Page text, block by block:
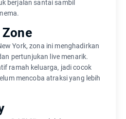
berjalan santai sambil
Zone
York, zona ini menghadirkan
pertunjukan live menarik.
ramah keluarga, jadi cocok
mencoba atraksi yang lebih